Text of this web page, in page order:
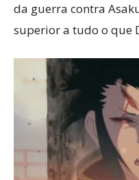
da guerra contra
superior a tudo o que